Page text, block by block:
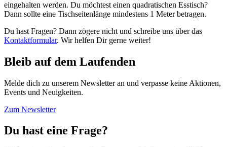
eingehalten werden. Du möchtest einen quadratischen Esstisch?
Dann sollte eine Tischseitenlänge mindestens 1 Meter betragen.
Du hast Fragen? Dann zögere nicht und schreibe uns über das
Kontaktformular. Wir helfen Dir gerne weiter!
Bleib auf dem Laufenden
Melde dich zu unserem Newsletter an und verpasse keine Aktionen,
Events und Neuigkeiten.
Zum Newsletter
Du hast eine Frage?